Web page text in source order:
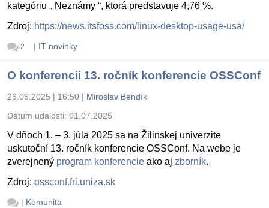
kategóriu „ Neznámy “, ktorá predstavuje 4,76 %.
Zdroj: https://news.itsfoss.com/linux-desktop-usage-usa/
2 | IT novinky
O konferencii 13. ročník konferencie OSSConf
26.06.2025 | 16:50 | Miroslav Bendík
Dátum udalosti: 01.07.2025
V dňoch 1. – 3. júla 2025 sa na Žilinskej univerzite
uskutoční 13. ročník konferencie OSSConf. Na webe je
zverejnený program konferencie ako aj zborník.
Zdroj: ossconf.fri.uniza.sk
| Komunita